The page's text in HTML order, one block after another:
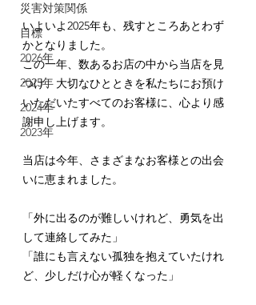
災害対策関係
目標
2026年
2025年
2024年
2023年
いよいよ2025年も、残すところあとわず
かとなりました。
この一年、数あるお店の中から当店を見
つけ、大切なひとときを私たちにお預け
いただいたすべてのお客様に、心より感
謝申し上げます。
当店は今年、さまざまなお客様との出会
いに恵まれました。
「外に出るのが難しいけれど、勇気を出
して連絡してみた」
「誰にも言えない孤独を抱えていたけれ
ど、少しだけ心が軽くなった」